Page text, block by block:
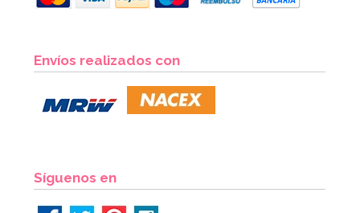
Envíos realizados con
Síguenos en